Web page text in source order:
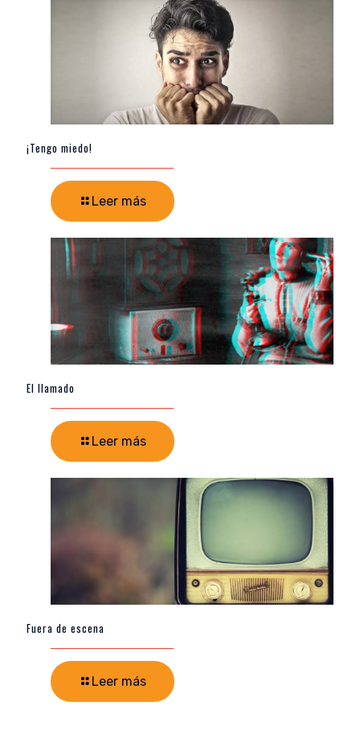
¡Tengo miedo!
Leer más
El llamado
Leer más
Fuera de escena
Leer más